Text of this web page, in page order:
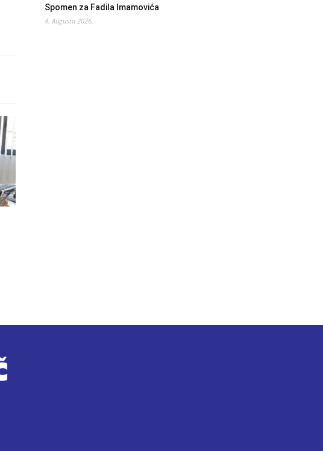
Spomen za Fadila Imamovića
4. Augusta 2026.